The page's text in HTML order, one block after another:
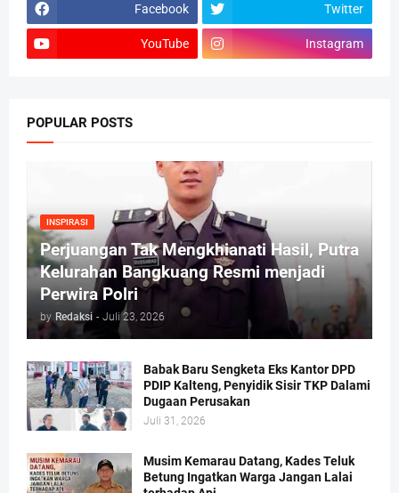
Facebook Twitter
YouTube Instagram
POPULAR POSTS
INSPIRASI
Perjuangan Tak Mengkhianati Hasil, Putra
Kelurahan Bangkuang Resmi menjadi
Perwira Polri
by Redaksi - Juli 23, 2026
Babak Baru Sengketa Eks Kantor DPD
PDIP Kalteng, Penyidik Sisir TKP Dalami
Dugaan Perusakan
Juli 31, 2026
Musim Kemarau Datang, Kades Teluk
Betung Ingatkan Warga Jangan Lalai